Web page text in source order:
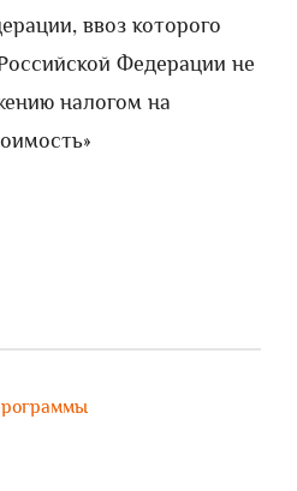
ввоз которого
Федерации не
налогом на